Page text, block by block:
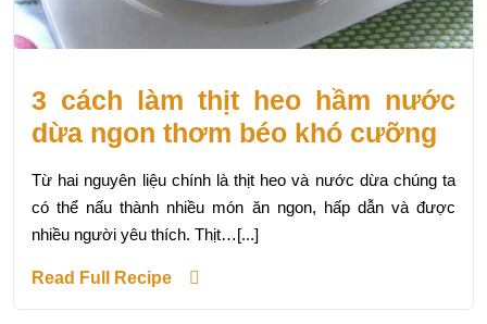
3 cách làm thịt heo hầm nước
dừa ngon thơm béo khó cưỡng
Từ hai nguyên liệu chính là thịt heo và nước dừa chúng ta
có thể nấu thành nhiều món ăn ngon, hấp dẫn và được
nhiều người yêu thích. Thịt…[...]
Read Full Recipe